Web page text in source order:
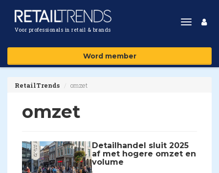
Voor professionals in retail & brands
Toggle
Word member
RetailTrends omzet
omzet
Detailhandel sluit 2025
af met hogere omzet en
volume